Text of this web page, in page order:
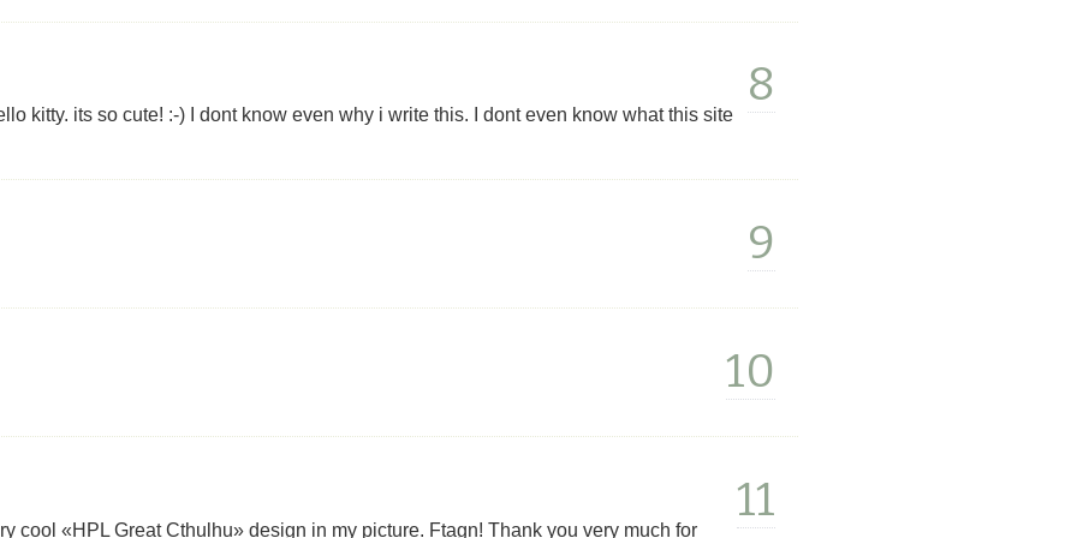
8
kitty. its so cute! :-) I dont know even why i write this. I dont even know what this site
9
10
11
cool «HPL Great Cthulhu» design in my picture. Ftagn! Thank you very much for